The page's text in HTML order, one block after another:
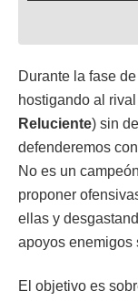
Durante la fase
hostigando al
Reluciente) sin
defenderemos
No es un
proponer
ellas y
apoyos enemigos
El objetivo es